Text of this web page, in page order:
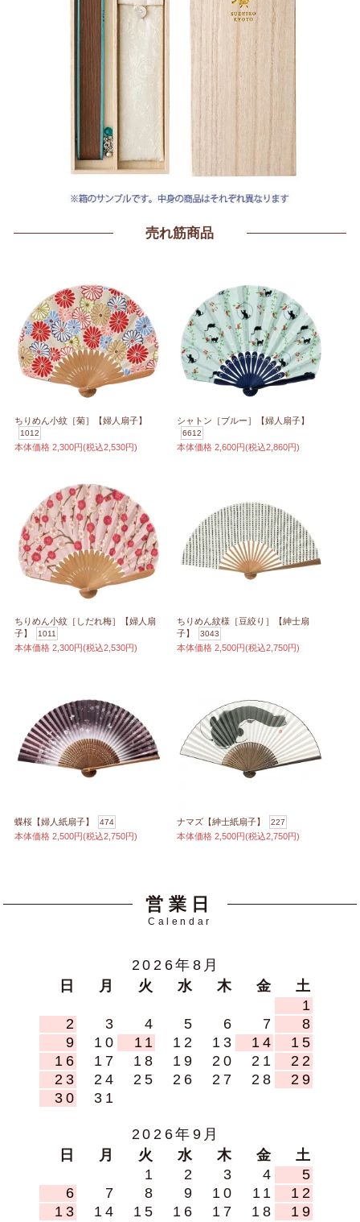
売れ筋商品
ちりめん小紋［菊］【婦人扇子】
1012
本体価格 2,300円(税込2,530円)
シャトン［ブルー］【婦人扇子】
6612
本体価格 2,600円(税込2,860円)
ちりめん小紋［しだれ梅］【婦人扇
子】
1011
本体価格 2,300円(税込2,530円)
ちりめん紋様［豆絞り］【紳士扇
子】
3043
本体価格 2,500円(税込2,750円)
蝶桜【婦人紙扇子】 474
本体価格 2,500円(税込2,750円)
ナマズ【紳士紙扇子】 227
本体価格 2,500円(税込2,750円)
営業日
Calendar
2026年8月
日
月 火 水 木 金
土
1
2
3 4 5 6 7
8
9
10 11 12 13 14
15
16
17 18 19 20 21
22
23
24 25 26 27 28
29
30
31
2026年9月
日
月 火 水 木 金
土
1
2 3 4
5
6
7 8 9 10 11
12
13
14 15 16 17 18 19